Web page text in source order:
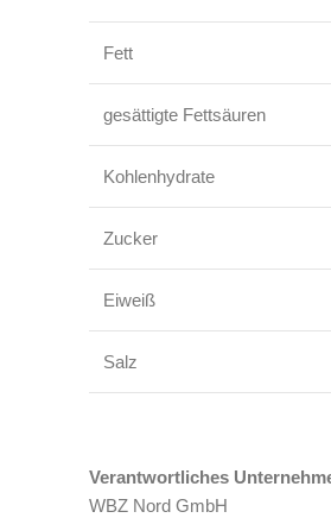
Fett
gesättigte Fettsäuren
Kohlenhydrate
Zucker
Eiweiß
Salz
Verantwortliches
WBZ Nord GmbH